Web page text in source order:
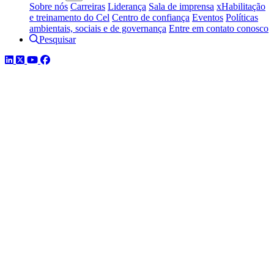
Sobre nós Carreiras Liderança Sala de imprensa xHabilitação
e treinamento do Cel Centro de confiança Eventos Políticas
ambientais, sociais e de governança Entre em contato conosco
Pesquisar
LinkedIn
TwitterYouTube
Facebook